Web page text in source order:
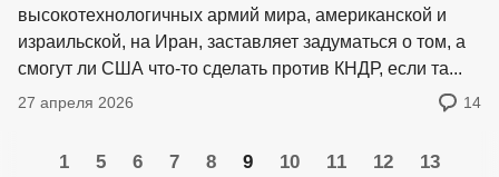
высокотехнологичных армий мира, американской и
израильской, на Иран, заставляет задуматься о том, а
смогут ли США что-то сделать против КНДР, если та...
27 апреля 2026 14
1 5 6 7 8 9 10 11 12 13